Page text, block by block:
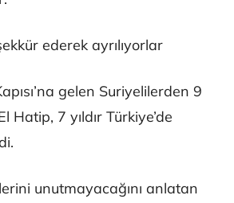
ederek ayrılıyorlar
gelen Suriyelilerden 9
Hatip, 7 yıldır Türkiye’de
unutmayacağını anlatan